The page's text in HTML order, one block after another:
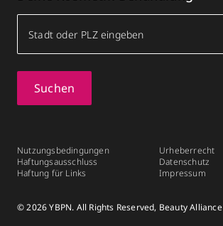
Suchen
Nutzungsbedingungen
Haftungsausschluss
Haftung für Links
Urheberrecht
Datenschutz
Impressum
© 2026 YBPN. All Rights Reserved, Beauty Alliance